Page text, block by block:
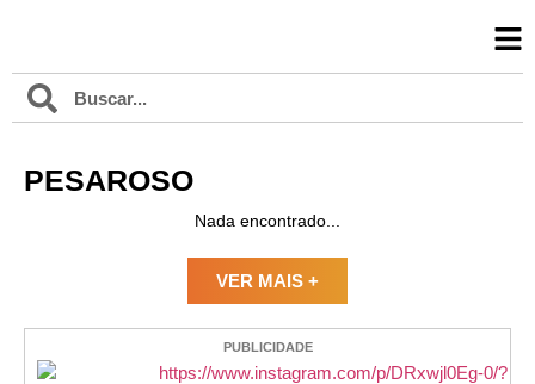
PESAROSO
Nada encontrado...
VER MAIS +
PUBLICIDADE